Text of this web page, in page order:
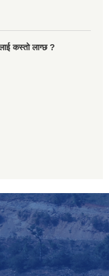
कस्तो लाग्छ ?